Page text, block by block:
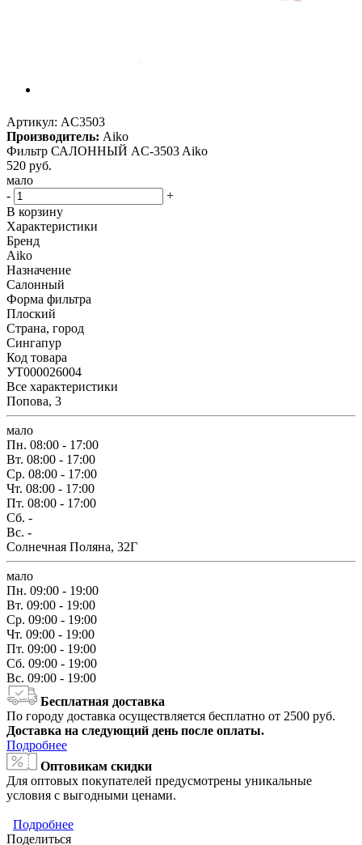
Артикул: AC3503
Производитель: Aiko
Фильтр САЛОННЫЙ AC-3503 Aiko
520 руб.
мало
-
+
В корзину
Характеристики
Бренд
Aiko
Назначение
Салонный
Форма фильтра
Плоский
Страна, город
Сингапур
Код товара
УТ000026004
Все характеристики
Попова, 3
мало
Пн. 08:00 - 17:00
Вт. 08:00 - 17:00
Ср. 08:00 - 17:00
Чт. 08:00 - 17:00
Пт. 08:00 - 17:00
Сб. -
Вс. -
Солнечная Поляна, 32Г
мало
Пн. 09:00 - 19:00
Вт. 09:00 - 19:00
Ср. 09:00 - 19:00
Чт. 09:00 - 19:00
Пт. 09:00 - 19:00
Сб. 09:00 - 19:00
Вс. 09:00 - 19:00
Бесплатная доставка
По городу доставка осуществляется бесплатно от 2500 руб.
Доставка на следующий день после оплаты.
Подробнее
Оптовикам скидки
Для оптовых покупателей предусмотрены уникальные
условия с выгодными ценами.
Подробнее
Поделиться